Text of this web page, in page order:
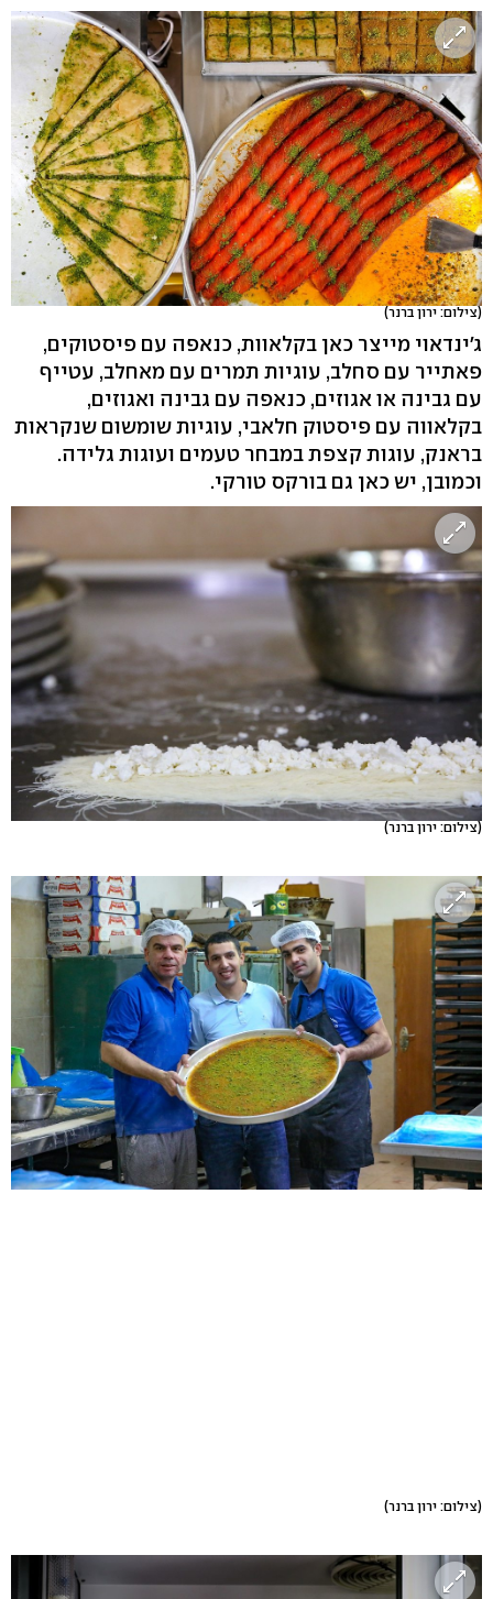
(צילום: ירון ברנר)
ג'ינדאוי מייצר כאן בקלאוות, כנאפה עם פיסטוקים,
פאתייר עם סחלב, עוגיות תמרים עם מאחלב, עטייף
עם גבינה או אגוזים, כנאפה עם גבינה ואגוזים,
בקלאווה עם פיסטוק חלאבי, עוגיות שומשום שנקראות
בראנק, עוגות קצפת במבחר טעמים ועוגות גלידה.
וכמובן, יש כאן גם בורקס טורקי.
(צילום: ירון ברנר)
(צילום: ירון ברנר)